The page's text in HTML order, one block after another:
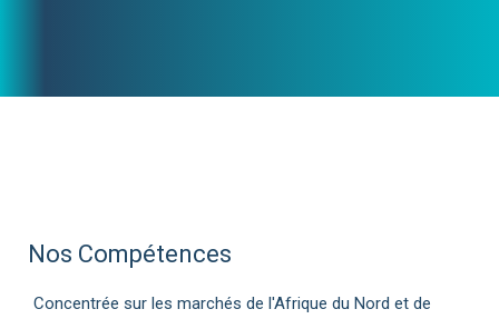
Nos Compétences
Concentrée sur les marchés de l'Afrique du Nord et de